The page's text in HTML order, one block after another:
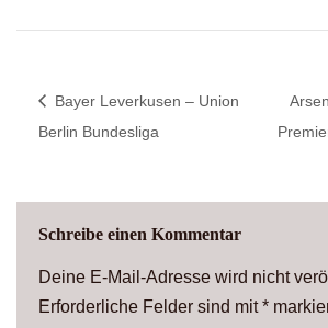
Bayer Leverkusen – Union
Berlin Bundesliga
Schreibe einen Kommentar
Deine E-Mail-Adresse wird nicht
Erforderliche Felder sind mit*